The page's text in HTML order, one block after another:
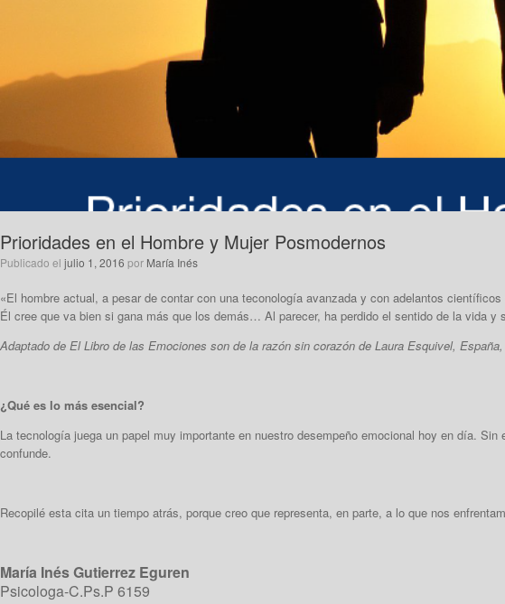
Prioridades en el Hombre y Mujer Posmodernos
Publicado el julio 1, 2016 por María Inés
«El hombre actual, a pesar de contar con una teconología avanzada y con adelantos
Él cree que va bien si gana más que los demás… Al parecer, ha perdido el sentido de la vida y
Adaptado de El Libro de las Emociones son de la razón sin corazón de Laura Esquivel,
¿Qué es lo más esencial?
La tecnología juega un papel muy importante en nuestro desempeño emocional hoy en día.
confunde.
Recopilé esta cita un tiempo atrás, porque creo que representa, en parte, a lo que nos
María Inés Gutierrez Eguren
Psicologa-C.Ps.P 6159